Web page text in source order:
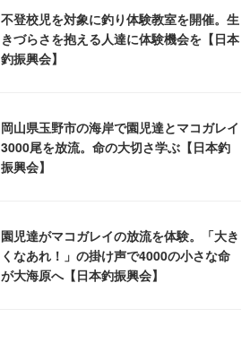
不登校児を対象に釣り体験教室を開催。生
きづらさを抱える人達に体験機会を【日本
釣振興会】
岡山県玉野市の海岸で園児達とマコガレイ
3000尾を放流。命の大切さ学ぶ【日本釣
振興会】
園児達がマコガレイの放流を体験。「大き
くなあれ！」の掛け声で4000の小さな命
が大海原へ【日本釣振興会】